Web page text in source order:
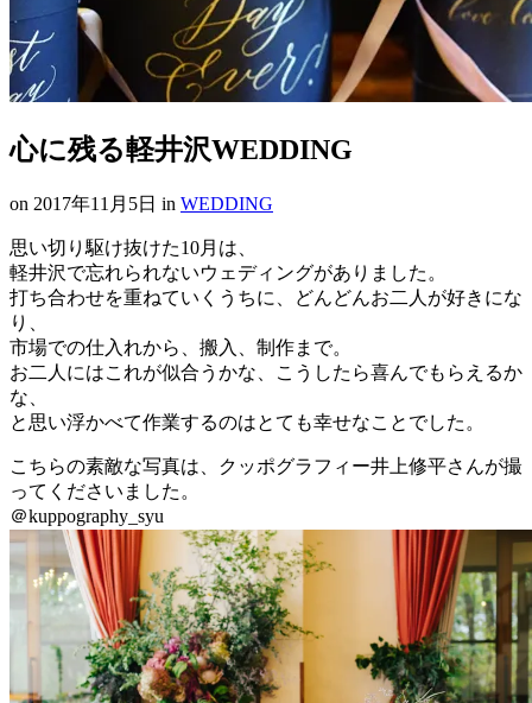
心に残る軽井沢WEDDING
on 2017年11月5日 in WEDDING
思い切り駆け抜けた10月は、
軽井沢で忘れられないウェディングがありました。
打ち合わせを重ねていくうちに、どんどんお二人が好きにな
り、
市場での仕入れから、搬入、制作まで。
お二人にはこれが似合うかな、こうしたら喜んでもらえるか
な、
と思い浮かべて作業するのはとても幸せなことでした。
こちらの素敵な写真は、クッポグラフィー井上修平さんが撮
ってくださいました。
＠kuppography_syu